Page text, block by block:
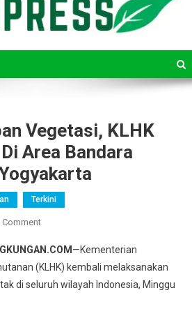
Vegetasi, KLHK
Area Bandara
Terkini
CommentOn
Tutupan
Vegetasi,
KLHK
—Kementerian
(KLHK) kembali melaksanakan
di seluruh wilayah Indonesia, Minggu